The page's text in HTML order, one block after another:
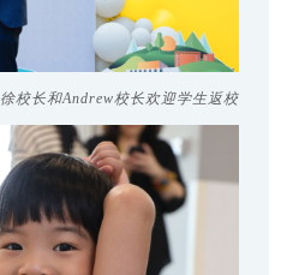
徐校长和Andrew校长欢迎学生返校